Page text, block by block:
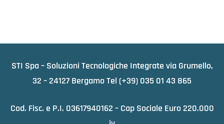
STI Spa – Soluzioni Tecnologiche Integrate via Grumello,
32 – 24127 Bergamo Tel (+39) 035 01 43 865
Cod. Fisc. e P.I. 03617940162 – Cap Sociale Euro 220.000